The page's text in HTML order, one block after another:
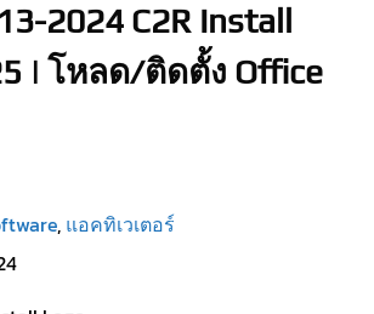
2024 C2R Install
| โหลด/ติดตั้ง Office
, แอคทิเวเตอร์